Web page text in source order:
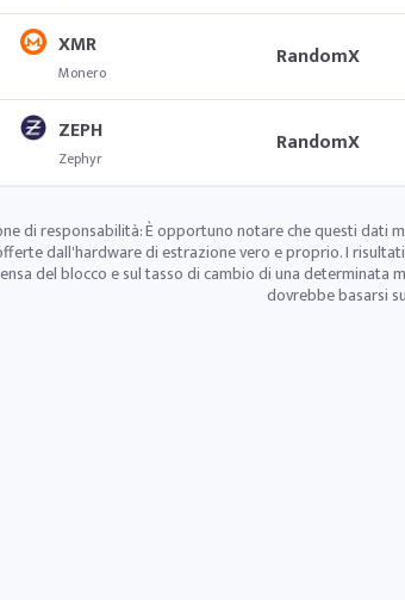
XMR
Monero RandomX
ZEPH
Zephyr RandomX
di responsabilità: È opportuno notare che questi
dall'hardware di estrazione vero e proprio. I
del blocco e sul tasso di cambio di una determinata
dovrebbe basarsi